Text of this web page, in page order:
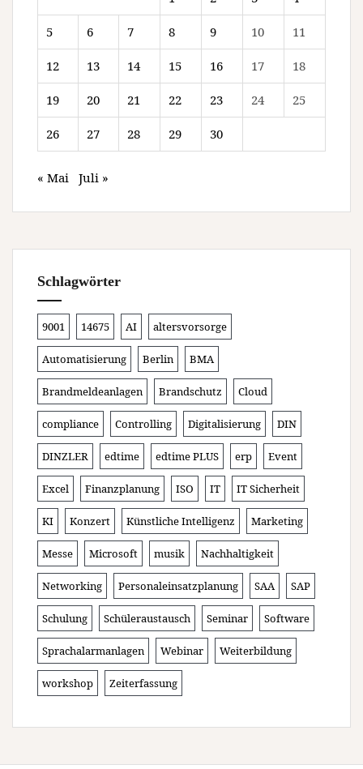
5 6 7 8 9 10 11
12 13 14 15 16 17 18
19 20 21 22 23 24 25
26 27 28 29 30
« Mai Juli »
Schlagwörter
9001 14675 AI altersvorsorge
Automatisierung Berlin BMA
Brandmeldeanlagen Brandschutz Cloud
compliance Controlling Digitalisierung DIN
DINZLER edtime edtime PLUS erp Event
Excel Finanzplanung ISO IT IT Sicherheit
KI Konzert Künstliche Intelligenz Marketing
Messe Microsoft musik Nachhaltigkeit
Networking Personaleinsatzplanung SAA SAP
Schulung Schüleraustausch Seminar Software
Sprachalarmanlagen Webinar Weiterbildung
workshop Zeiterfassung